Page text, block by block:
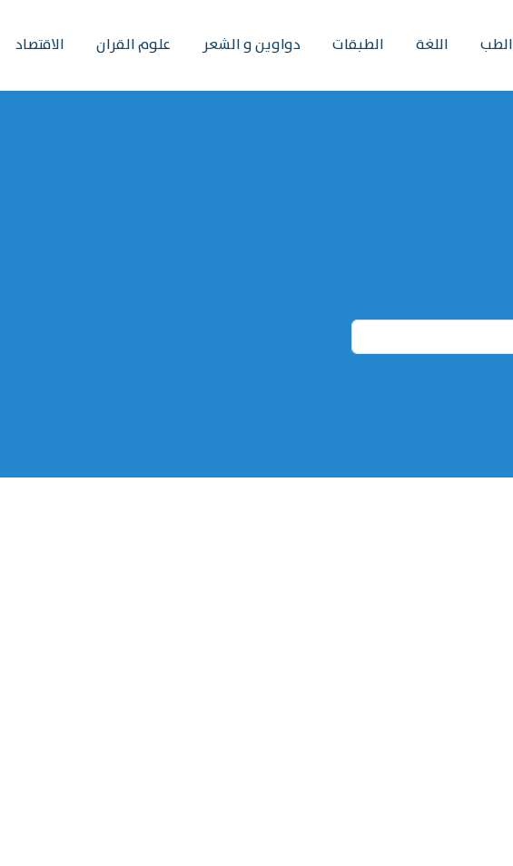
الطب اللغة الطبقات دواوين و الشعر علوم القران الاقتصاد